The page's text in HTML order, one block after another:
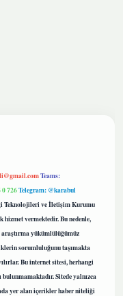
Teams:
726Telegram: @karabul
Teknolojileri ve İletişim Kurumu
hizmet vermektedir. Bu nedenle,
yükümlülüğümüz
sorumluluğunu taşımakta
Bu internet sitesi, herhangi
Sitede yalnızca
yer alan içerikler haber niteliği